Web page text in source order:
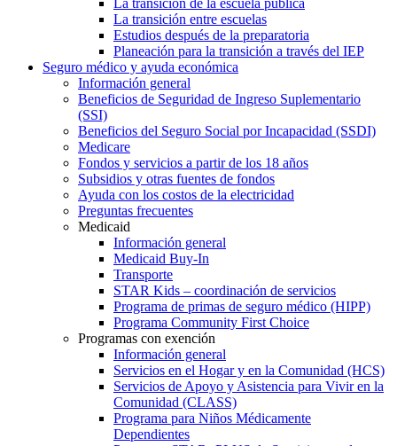
La transición entre escuelas
Estudios después de la preparatoria
Planeación para la transición a través del IEP
Seguro médico y ayuda económica
Información general
Beneficios de Seguridad de Ingreso Suplementario
(SSI)
Beneficios del Seguro Social por Incapacidad (SSDI)
Medicare
Fondos y servicios a partir de los 18 años
Subsidios y otras fuentes de fondos
Ayuda con los costos de la electricidad
Preguntas frecuentes
Medicaid
Información general
Medicaid Buy-In
Transporte
STAR Kids – coordinación de servicios
Programa de primas de seguro médico (HIPP)
Programa Community First Choice
Programas con exención
Información general
Servicios en el Hogar y en la Comunidad (HCS)
Servicios de Apoyo y Asistencia para Vivir en la
Comunidad (CLASS)
Programa para Niños Médicamente
Dependientes